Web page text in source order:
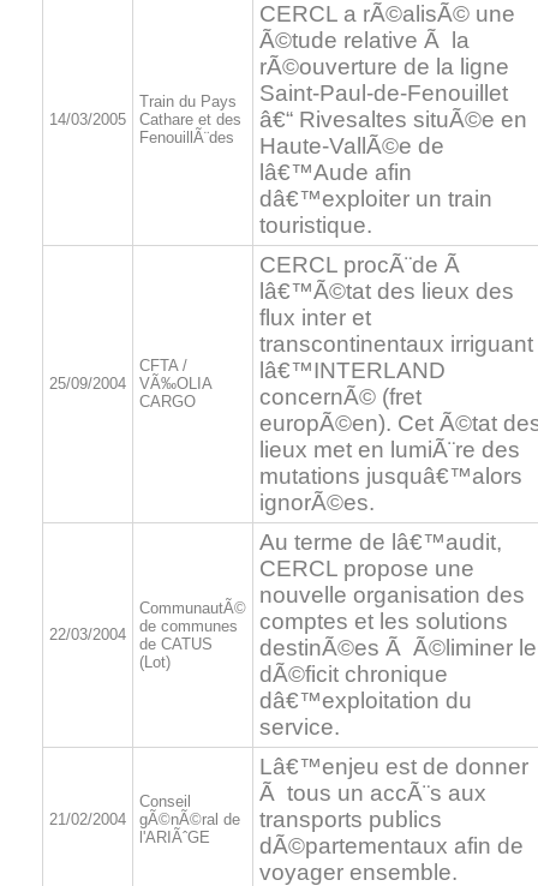
14/03/2005
Train du Pays
Cathare et des
FenouillÃ¨des
CERCL a rÃ©alisÃ© une
Ã©tude relative Ã la
rÃ©ouverture de la ligne
Saint-Paul-de-Fenouillet
â€“ Rivesaltes situÃ©e en
Haute-VallÃ©e de
lâ€™Aude afin
dâ€™exploiter un train
touristique.
25/09/2004
CFTA /
VÃ‰OLIA
CARGO
CERCL procÃ¨de Ã
lâ€™Ã©tat des lieux des
flux inter et
transcontinentaux irriguant
lâ€™INTERLAND
concernÃ© (fret
europÃ©en). Cet Ã©tat
lieux met en lumiÃ¨re des
mutations jusquâ€™alors
ignorÃ©es.
22/03/2004
CommunautÃ©
de communes
de CATUS
(Lot)
Au terme de lâ€™audit,
CERCL propose une
nouvelle organisation des
comptes et les solutions
destinÃ©es Ã Ã©liminer le
dÃ©ficit chronique
dâ€™exploitation du
service.
21/02/2004
Conseil
gÃ©nÃ©ral de
l'ARIÃˆGE
Lâ€™enjeu est de donner
Ã tous un accÃ¨s aux
transports publics
dÃ©partementaux afin de
voyager ensemble.